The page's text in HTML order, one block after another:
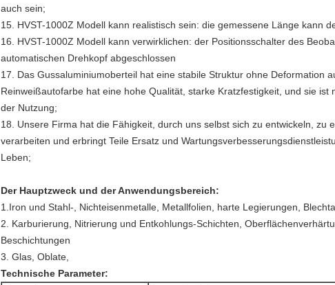
auch sein;
15. HVST-1000Z Modell kann realistisch sein: die gemessene Länge kann
16. HVST-1000Z Modell kann verwirklichen: der Positionsschalter des
automatischen Drehkopf abgeschlossen
17. Das Gussaluminiumoberteil hat eine stabile Struktur ohne Deformation
Reinweißautofarbe hat eine hohe Qualität, starke Kratzfestigkeit, und sie ist
der Nutzung;
18. Unsere Firma hat die Fähigkeit, durch uns selbst sich zu entwickeln, zu
verarbeiten und erbringt Teile Ersatz und
Leben;
Der Hauptzweck und der Anwendungsbereich:
1.Iron und Stahl-, Nichteisenmetalle, Metallfolien, harte Legierungen,
2. Karburierung, Nitrierung und Entkohlungs-Schichten,
Beschichtungen
3. Glas, Oblate,
Technische Parameter: